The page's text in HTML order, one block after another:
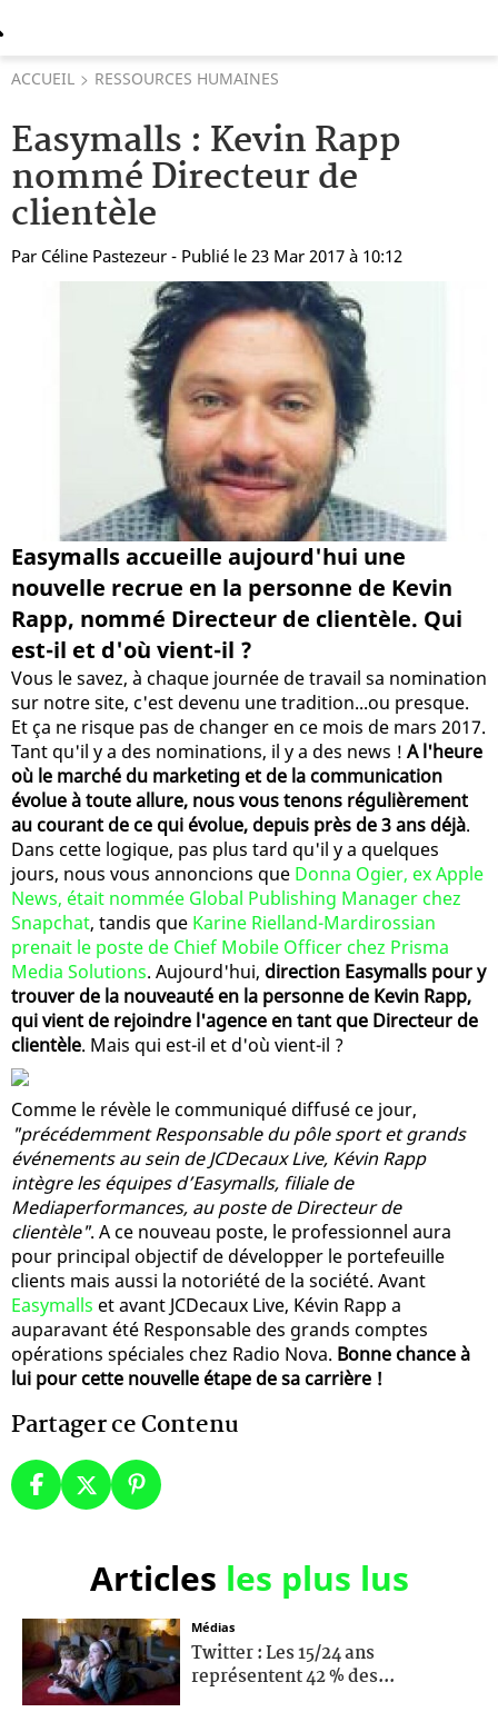
ACCUEIL RESSOURCES HUMAINES
Easymalls : Kevin Rapp
nommé Directeur de
clientèle
Par Céline Pastezeur - Publié le 23 Mar 2017 à 10:12
Easymalls accueille aujourd'hui une
nouvelle recrue en la personne de Kevin
Rapp, nommé Directeur de clientèle. Qui
est-il et d'où vient-il ?
Vous le savez, à chaque journée de travail sa nomination
sur notre site, c'est devenu une tradition...ou presque.
Et ça ne risque pas de changer en ce mois de mars 2017.
Tant qu'il y a des nominations, il y a des news ! A l'heure
où le marché du marketing et de la communication
évolue à toute allure, nous vous tenons régulièrement
au courant de ce qui évolue, depuis près de 3 ans déjà.
Dans cette logique, pas plus tard qu'il y a quelques
jours, nous vous annoncions que Donna Ogier, ex Apple
News, était nommée Global Publishing Manager chez
Snapchat, tandis que Karine Rielland-Mardirossian
prenait le poste de Chief Mobile Officer chez Prisma
Media Solutions. Aujourd'hui, direction Easymalls pour y
trouver de la nouveauté en la personne de Kevin Rapp,
qui vient de rejoindre l'agence en tant que Directeur de
clientèle. Mais qui est-il et d'où vient-il ?
Comme le révèle le communiqué diffusé ce jour,
"précédemment Responsable du pôle sport et grands
événements au sein de JCDecaux Live, Kévin Rapp
intègre les équipes d’Easymalls, filiale de
Mediaperformances, au poste de Directeur de
clientèle". A ce nouveau poste, le professionnel aura
pour principal objectif de développer le portefeuille
clients mais aussi la notoriété de la société. Avant
Easymalls et avant JCDecaux Live, Kévin Rapp a
auparavant été Responsable des grands comptes
opérations spéciales chez Radio Nova. Bonne chance à
lui pour cette nouvelle étape de sa carrière !
Partager ce Contenu
Articles les plus lus
Médias
Twitter : Les 15/24 ans
représentent 42 % des...